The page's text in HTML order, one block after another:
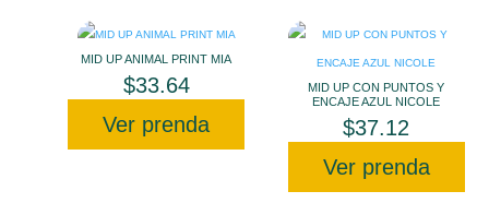
MID UP ANIMAL PRINT MIA
$33.64
Ver prenda
MID UP CON PUNTOS Y
ENCAJE AZUL NICOLE
$37.12
Ver prenda